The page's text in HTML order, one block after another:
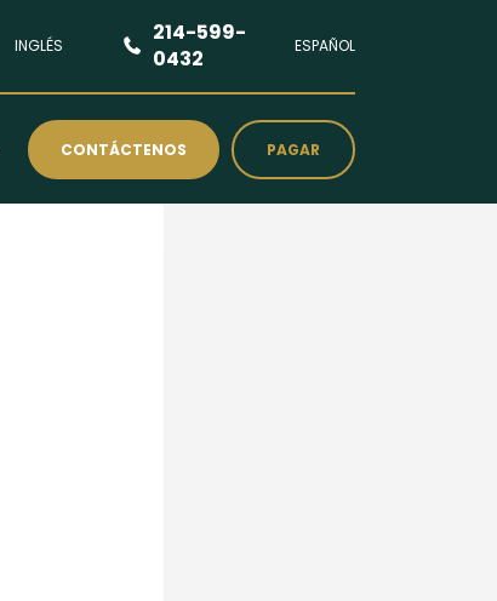
INGLÉS
214-599-
0432
ESPAÑOL
CONTÁCTENOS PAGAR